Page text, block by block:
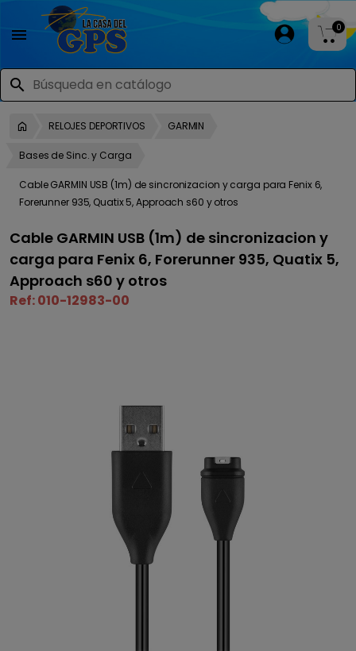

search
0
RELOJES DEPORTIVOS GARMIN
Bases de Sinc. y Carga
Cable GARMIN USB (1m) de sincronizacion y carga para Fenix 6,
Forerunner 935, Quatix 5, Approach s60 y otros
Cable GARMIN USB (1m) de sincronizacion y
carga para Fenix 6, Forerunner 935, Quatix 5,
Approach s60 y otros
Ref:010-12983-00